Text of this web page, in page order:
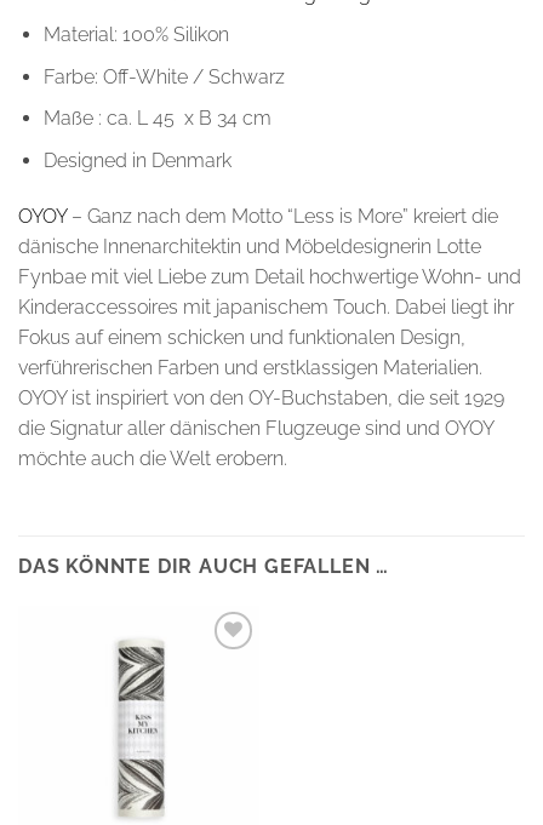
Material: 100% Silikon
Farbe: Off-White / Schwarz
Maße : ca. L 45 x B 34 cm
Designed in Denmark
OYOY– Ganz nach dem Motto “Less is More” kreiert die
dänische Innenarchitektin und Möbeldesignerin Lotte
Fynbae mit viel Liebe zum Detail hochwertige Wohn- und
Kinderaccessoires mit japanischem Touch. Dabei liegt ihr
Fokus auf einem schicken und funktionalen Design,
verführerischen Farben und erstklassigen Materialien.
OYOY ist inspiriert von den OY-Buchstaben, die seit 1929
die Signatur aller dänischen Flugzeuge sind und OYOY
möchte auch die Welt erobern.
DAS KÖNNTE DIR AUCH GEFALLEN …